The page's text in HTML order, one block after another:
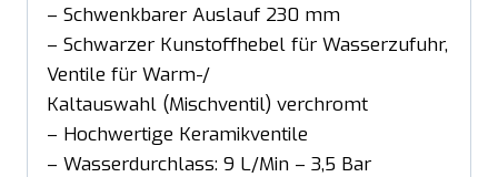
– Schwenkbarer Auslauf 230 mm
– Schwarzer Kunstoffhebel für Wasserzufuhr,
Ventile für Warm-/
Kaltauswahl (Mischventil) verchromt
– Hochwertige Keramikventile
– Wasserdurchlass: 9 L/Min – 3,5 Bar